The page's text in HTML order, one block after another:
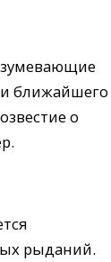
ближайшего
о
рыданий.